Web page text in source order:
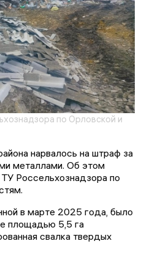
по Орловской и
нарвалось на штраф за
металлами. Об этом
Россельхознадзора по
в марте 2025 года, было
площадью 5,5 га
свалка твердых